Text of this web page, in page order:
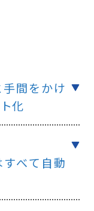
間をかけ
化
すべて自動